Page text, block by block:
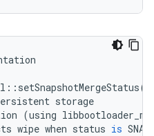
:: setSnapshotMergeStatus(
storage
(using
wipe when status is